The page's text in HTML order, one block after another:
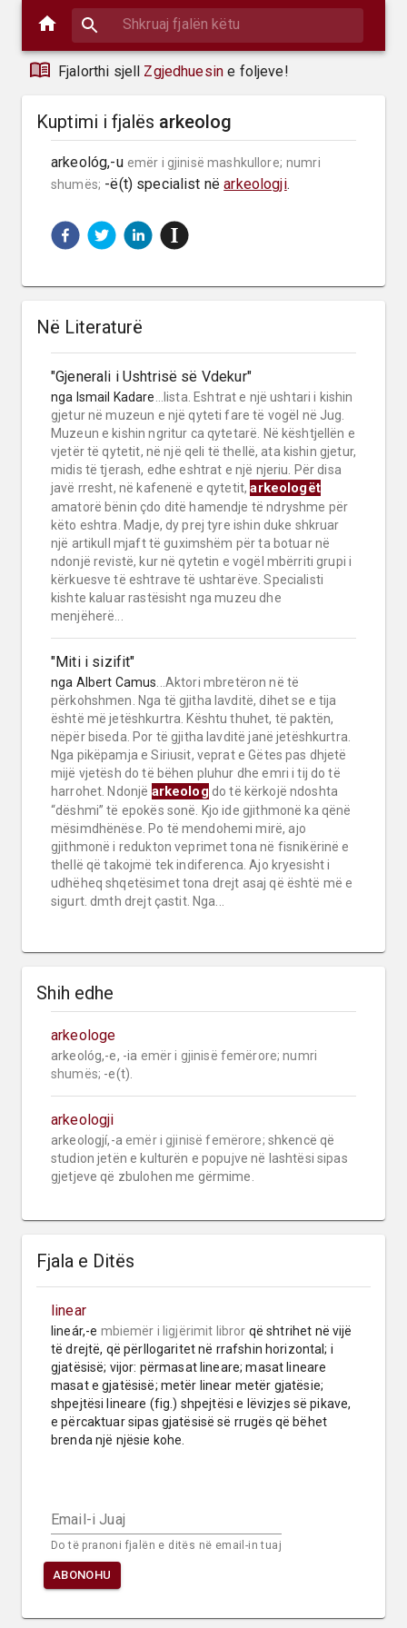
Fjalorthi sjell Zgjedhuesin e foljeve!
Kuptimi i fjalës arkeolog
arkeológ,-u emër i gjinisë mashkullore; numri
shumës; -ë(t) specialist në arkeologji.
Në Literaturë
"Gjenerali i Ushtrisë së Vdekur"
nga Ismail Kadare ...lista. Eshtrat e një ushtari i kishin
gjetur në muzeun e një qyteti fare të vogël në Jug.
Muzeun e kishin ngritur ca qytetarë. Në kështjellën e
vjetër të qytetit, në një qeli të thellë, ata kishin gjetur,
midis të tjerash, edhe eshtrat e një njeriu. Për disa
javë rresht, në kafenenë e qytetit,arkeologët
amatorë bënin çdo ditë hamendje të ndryshme për
këto eshtra. Madje, dy prej tyre ishin duke shkruar
një artikull mjaft të guximshëm për ta botuar në
ndonjë revistë, kur në qytetin e vogël mbërriti grupi i
kërkuesve të eshtrave të ushtarëve. Specialisti
kishte kaluar rastësisht nga muzeu dhe
menjëherë...
"Miti i sizifit"
nga Albert Camus ...Aktori mbretëron në të
përkohshmen. Nga të gjitha lavditë, dihet se e tija
është më jetëshkurtra. Kështu thuhet, të paktën,
nëpër biseda. Por të gjitha lavditë janë jetëshkurtra.
Nga pikëpamja e Siriusit, veprat e Gëtes pas dhjetë
mijë vjetësh do të bëhen pluhur dhe emri i tij do të
harrohet. Ndonjë arkeologdo të kërkojë ndoshta
“dëshmi” të epokës sonë. Kjo ide gjithmonë ka qënë
mësimdhënëse. Po të mendohemi mirë, ajo
gjithmonë i redukton veprimet tona në fisnikërinë e
thellë që takojmë tek indiferenca. Ajo kryesisht i
udhëheq shqetësimet tona drejt asaj që është më e
sigurt. dmth drejt çastit. Nga...
Shih edhe
arkeologe
arkeológ,-e, -ia emër i gjinisë femërore; numri
shumës; -e(t).
arkeologji
arkeologjí,-a emër i gjinisë femërore; shkencë që
studion jetën e kulturën e popujve në lashtësi sipas
gjetjeve që zbulohen me gërmime.
Fjala e Ditës
linear
lineár,-e mbiemër i ligjërimit libror që shtrihet në vijë
të drejtë, që përllogaritet në rrafshin horizontal; i
gjatësisë; vijor: përmasat lineare; masat lineare
masat e gjatësisë; metër linear metër gjatësie;
shpejtësi lineare (fig.) shpejtësi e lëvizjes së pikave,
e përcaktuar sipas gjatësisë së rrugës që bëhet
brenda një njësie kohe.
Email-i Juaj
Do të pranoni fjalën e ditës në email-in tuaj
ABONOHU